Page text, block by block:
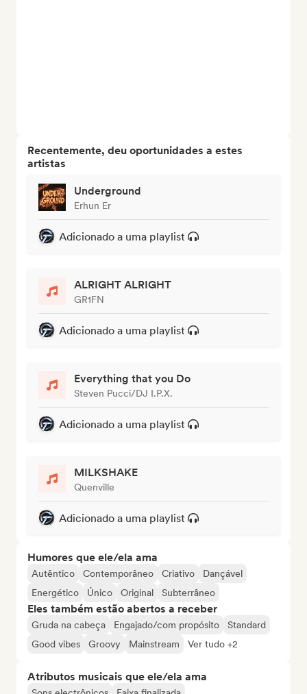
Recentemente, deu oportunidades a estes
artistas
Underground
Erhun Er
Adicionado a uma playlist
ALRIGHT ALRIGHT
GR1FN
Adicionado a uma playlist
Everything that you Do
Steven Pucci/DJ I.P.X.
Adicionado a uma playlist
MILKSHAKE
Quenville
Adicionado a uma playlist
Humores que ele/ela ama
Autêntico Contemporâneo Criativo
Dançável
Energético
Único Original Subterrâneo
Eles também estão abertos a receber
Gruda na cabeça Engajado/com propósito
Standard
Good vibes
Groovy Mainstream Ver tudo +2
Atributos musicais que ele/ela ama